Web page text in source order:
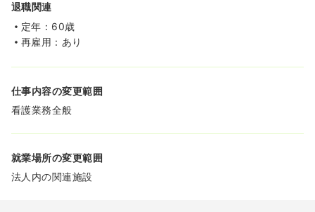
退職関連
定年：60歳
再雇用：あり
仕事内容の変更範囲
看護業務全般
就業場所の変更範囲
法人内の関連施設